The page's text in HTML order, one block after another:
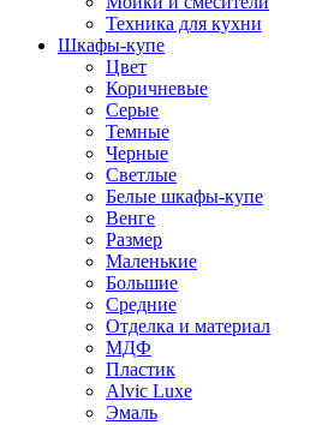
Техника для кухни
Шкафы-купе
Цвет
Коричневые
Серые
Темные
Черные
Светлые
Белые шкафы-купе
Венге
Размер
Маленькие
Большие
Средние
Отделка и материал
МДФ
Пластик
Alvic Luxe
Эмаль